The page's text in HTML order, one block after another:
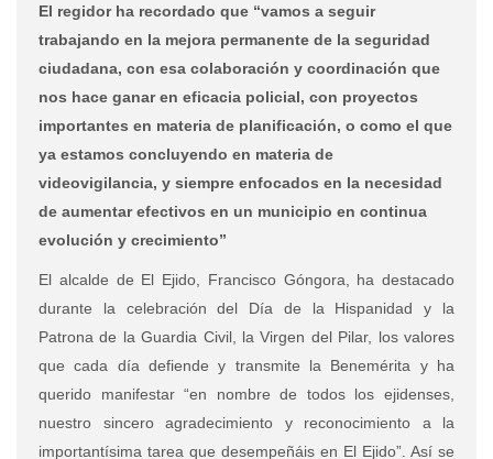
El regidor ha recordado que “vamos a seguir
trabajando en la mejora permanente de la seguridad
ciudadana, con esa colaboración y coordinación que
nos hace ganar en eficacia policial, con proyectos
importantes en materia de planificación, o como el que
ya estamos concluyendo en materia de
videovigilancia, y siempre enfocados en la necesidad
de aumentar efectivos en un municipio en continua
evolución y crecimiento”
El alcalde de El Ejido, Francisco Góngora, ha destacado
durante la celebración del Día de la Hispanidad y la
Patrona de la Guardia Civil, la Virgen del Pilar, los valores
que cada día defiende y transmite la Benemérita y ha
querido manifestar “en nombre de todos los ejidenses,
nuestro sincero agradecimiento y reconocimiento a la
importantísima tarea que desempeñáis en El Ejido”. Así se